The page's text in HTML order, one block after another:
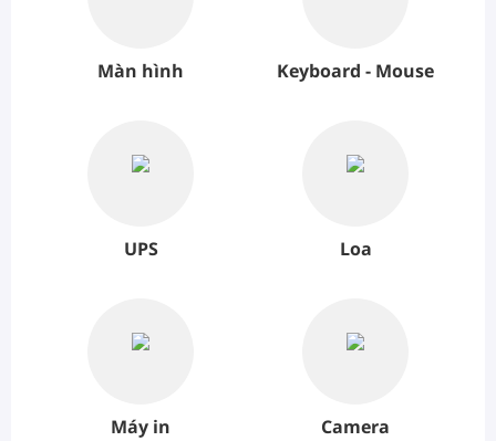
Màn hình Keyboard - Mouse
UPS Loa
Máy in Camera